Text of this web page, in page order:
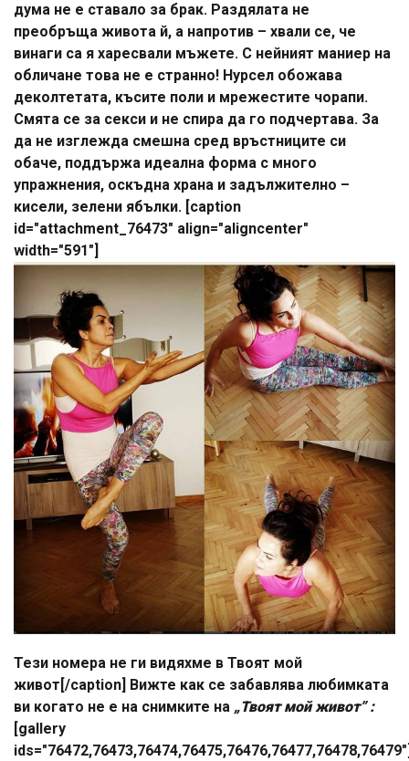
дума не е ставало за брак. Раздялата не
преобръща живота й, а напротив – хвали се, че
винаги са я харесвали мъжете. С нейният маниер на
обличане това не е странно! Нурсел обожава
деколтетата, късите поли и мрежестите чорапи.
Смята се за секси и не спира да го подчертава. За
да не изглежда смешна сред връстниците си
обаче, поддържа идеална форма с много
упражнения, оскъдна храна и задължително –
кисели, зелени ябълки. [caption
id="attachment_76473" align="aligncenter"
width="591"]
Тези номера не ги видяхме в Твоят мой
живот[/caption] Вижте как се забавлява любимката
ви когато не е на снимките на „Твоят мой живот” :
[gallery